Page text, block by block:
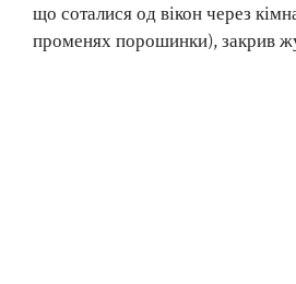
що соталися од вікон через
променях порошинки), закрив